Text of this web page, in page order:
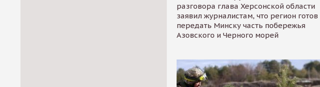
разговора глава Херсонской области
заявил журналистам, что регион готов
передать Минску часть побережья
Азовского и Черного морей